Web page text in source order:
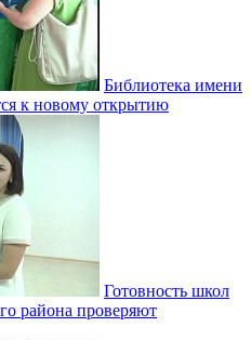
Библиотека имени
к новому открытию
Готовность школ
района проверяют